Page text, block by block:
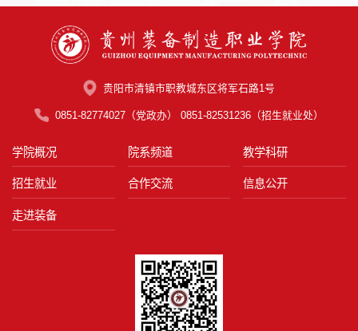
贵阳市清镇市职教城东区将军石路1号
0851-82774027（党政办） 0851-82531236（招生就业处）
学院概况 院系频道 教学科研
招生就业 合作交流 信息公开
走进装备